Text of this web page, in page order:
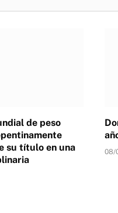
de peso
su título en una
08/